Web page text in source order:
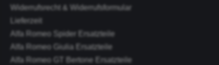
Widerrufsrecht & Widerrufsformular
Lieferzeit
Alfa Romeo Spider Ersatzteile
Alfa Romeo Giulia Ersatzteile
Alfa Romeo GT Bertone Ersatzteile